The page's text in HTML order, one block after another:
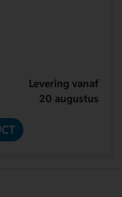
Levering vanaf
20 augustus